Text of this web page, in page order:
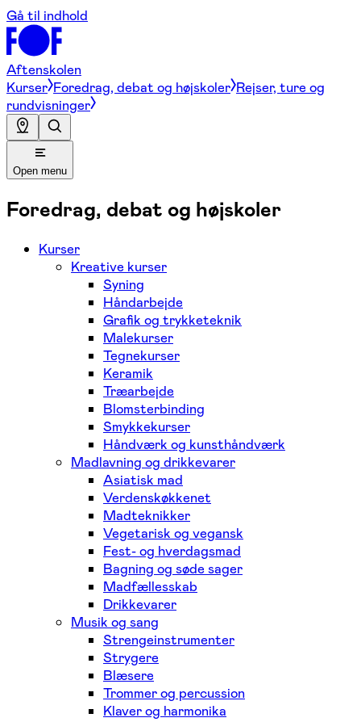
Gå til indhold
Aftenskolen
Kurser Foredrag, debat og højskoler Rejser, ture og
rundvisninger
Open menu
Foredrag, debat og højskoler
Kurser
Kreative kurser
Syning
Håndarbejde
Grafik og trykketeknik
Malekurser
Tegnekurser
Keramik
Træarbejde
Blomsterbinding
Smykkekurser
Håndværk og kunsthåndværk
Madlavning og drikkevarer
Asiatisk mad
Verdenskøkkenet
Madteknikker
Vegetarisk og vegansk
Fest- og hverdagsmad
Bagning og søde sager
Madfællesskab
Drikkevarer
Musik og sang
Strengeinstrumenter
Strygere
Blæsere
Trommer og percussion
Klaver og harmonika